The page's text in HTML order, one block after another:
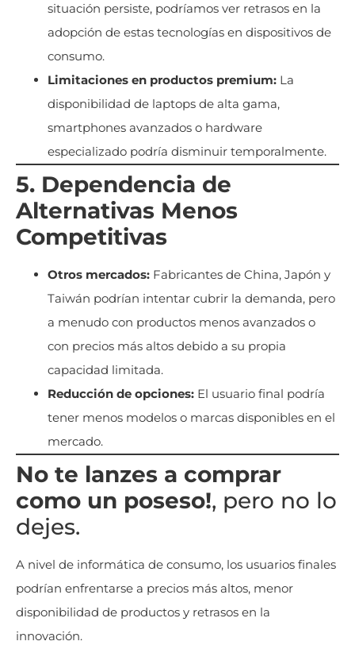
situación persiste, podríamos ver retrasos en la
adopción de estas tecnologías en dispositivos de
consumo.
Limitaciones en productos premium: La
disponibilidad de laptops de alta gama,
smartphones avanzados o hardware
especializado podría disminuir temporalmente.
5. Dependencia de
Alternativas Menos
Competitivas
Otros mercados: Fabricantes de China, Japón y
Taiwán podrían intentar cubrir la demanda, pero
a menudo con productos menos avanzados o
con precios más altos debido a su propia
capacidad limitada.
Reducción de opciones: El usuario final podría
tener menos modelos o marcas disponibles en el
mercado.
No te lanzes a comprar
como un poseso!, pero no lo
dejes.
A nivel de informática de consumo, los usuarios finales
podrían enfrentarse a precios más altos, menor
disponibilidad de productos y retrasos en la
innovación.